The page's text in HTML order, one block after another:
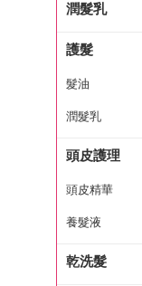
潤髮乳
護髮
髮油
潤髮乳
頭皮護理
頭皮精華
養髮液
乾洗髮